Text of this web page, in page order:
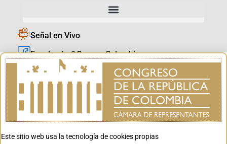
Señal en Vivo
Facebook_@CamaraColombia
Instagram_@CamaraColombia
X_@CamaraColombia
Youtube_@CamaraColombia
Este sitio web usa la tecnología de cookies propias